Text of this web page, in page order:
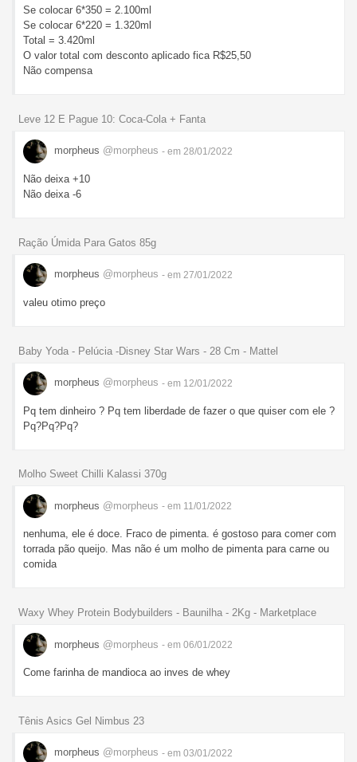
Se colocar 6*350 = 2.100ml
Se colocar 6*220 = 1.320ml
Total = 3.420ml
O valor total com desconto aplicado fica R$25,50
Não compensa
Leve 12 E Pague 10: Coca-Cola + Fanta
morpheus @morpheus - em 28/01/2022
Não deixa +10
Não deixa -6
Ração Úmida Para Gatos 85g
morpheus @morpheus - em 27/01/2022
valeu otimo preço
Baby Yoda - Pelúcia -Disney Star Wars - 28 Cm - Mattel
morpheus @morpheus - em 12/01/2022
Pq tem dinheiro ? Pq tem liberdade de fazer o que quiser com ele ?
Pq?Pq?Pq?
Molho Sweet Chilli Kalassi 370g
morpheus @morpheus - em 11/01/2022
nenhuma, ele é doce. Fraco de pimenta. é gostoso para comer com
torrada pão queijo. Mas não é um molho de pimenta para carne ou
comida
Waxy Whey Protein Bodybuilders - Baunilha - 2Kg - Marketplace
morpheus @morpheus - em 06/01/2022
Come farinha de mandioca ao inves de whey
Tênis Asics Gel Nimbus 23
morpheus @morpheus - em 03/01/2022